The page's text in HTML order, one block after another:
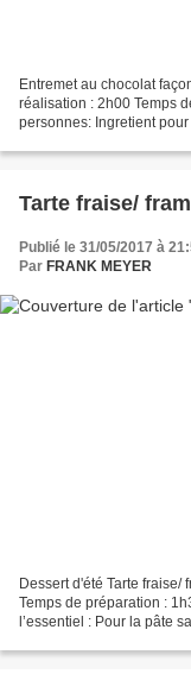
Entremet au chocolat
réalisation : 2h00 Temps
personnes: Ingretient
Tarte fraise/
Publié le 31/05/2017 à
Par FRANK MEYER
Dessert d'été Tarte
Temps de préparation :
l’essentiel : Pour la pâte